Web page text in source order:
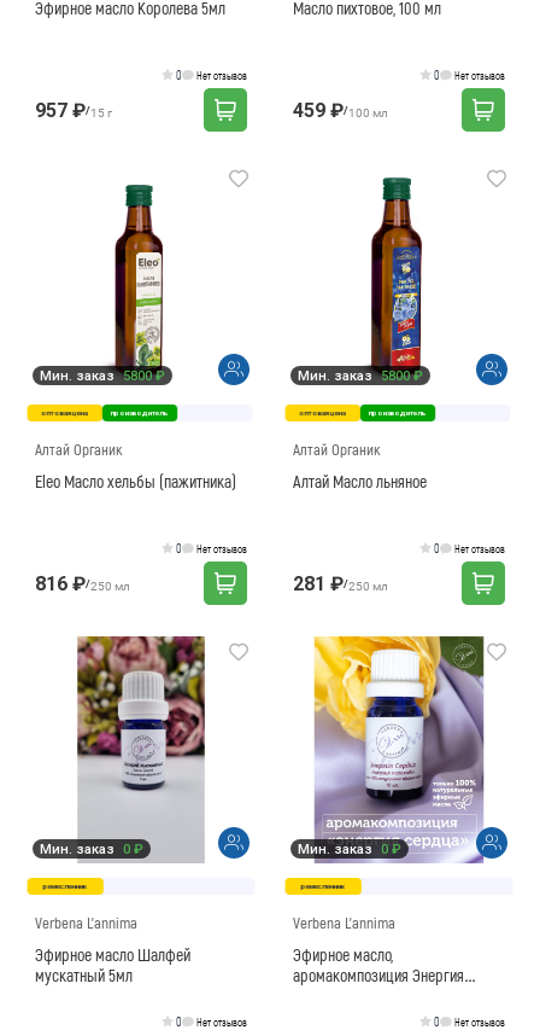
Эфирное масло Королева 5мл
0 Нет отзывов
957 ₽/15 г
Масло пихтовое, 100 мл
0 Нет отзывов
459 ₽/100 мл
Мин. заказ 5800 ₽
оптовая цена производитель
Алтай Органик
Eleo Масло хельбы (пажитника)
0 Нет отзывов
816 ₽/250 мл
Мин. заказ 5800 ₽
оптовая цена производитель
Алтай Органик
Алтай Масло льняное
0 Нет отзывов
281 ₽/250 мл
Мин. заказ 0 ₽
ремесленник
Verbena L'annima
Эфирное масло Шалфей
мускатный 5мл
0 Нет отзывов
Мин. заказ 0 ₽
ремесленник
Verbena L'annima
Эфирное масло,
аромакомпозиция Энергия
0 Нет отзывов